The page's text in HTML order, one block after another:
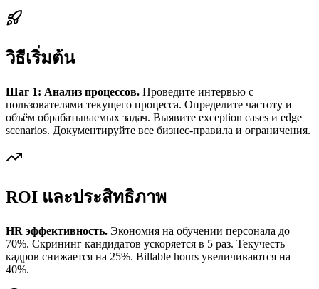
วิธีเริ่มต้น
Шаг 1: Анализ процессов. Проведите интервью с
пользователями текущего процесса. Определите частоту и
объём обрабатываемых задач. Выявите exception cases и edge
scenarios. Документируйте все бизнес-правила и ограничения.
ROI และประสิทธิภาพ
HR эффективность. Экономия на обучении персонала до
70%. Скрининг кандидатов ускоряется в 5 раз. Текучесть
кадров снижается на 25%. Billable hours увеличиваются на
40%.